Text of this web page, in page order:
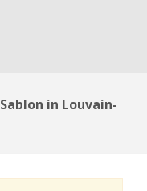
in Louvain-